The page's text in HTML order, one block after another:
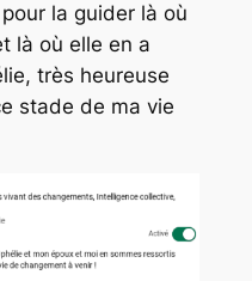
la guider là où
là où elle en a
très heureuse
stade de ma vie